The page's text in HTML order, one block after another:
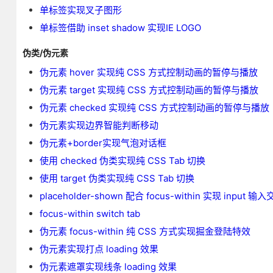
单标签实现叉子图形
单标签借助 inset shadow 实现IE LOGO
伪类/伪元素
伪元素 hover 实现纯 CSS 方式控制动画的暂停与播放
伪元素 target 实现纯 CSS 方式控制动画的暂停与播放
伪元素 checked 实现纯 CSS 方式控制动画的暂停与播放
伪元素实现边界智能判断移动
伪元素+border实现气泡对话框
使用 checked 伪类实现纯 CSS Tab 切换
使用 target 伪类实现纯 CSS Tab 切换
placeholder-shown 配合 focus-within 实现 input 输入
focus-within switch tab
伪元素 focus-within 纯 CSS 方式实现掘金登陆特效
伪元素实现打点 loading 效果
伪元素遮罩实现线条 loading 效果